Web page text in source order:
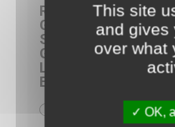
RENCONTRES
GESTIONNAIRES
SYNERGIE
GESTIONNAIRES
LONG-TERME SUR
ET COURS D’EAU”.
This site
and gives
over what
OK,